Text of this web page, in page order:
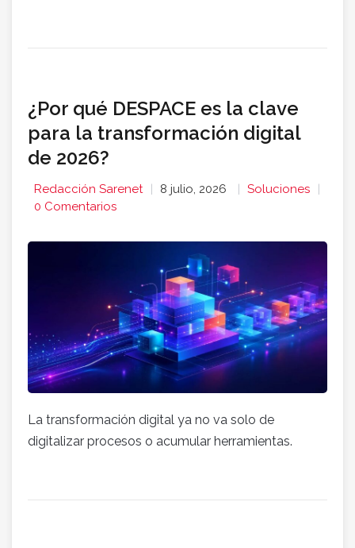
¿Por qué DESPACE es la clave
para la transformación digital
de 2026?
Redacción Sarenet 8 julio, 2026
Soluciones
0 Comentarios
La transformación digital ya no va solo de
digitalizar procesos o acumular herramientas.